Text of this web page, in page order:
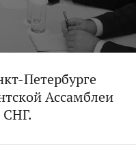
Петербурге
Ассамблеи
СНГ.